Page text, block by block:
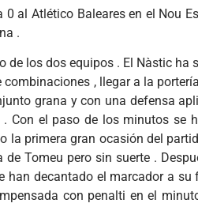
al Atlético Baleares en el Nou
.
de los dos equipos . El Nàstic ha
, llegar a la
grana y con una defensa
Con el paso de los minutos se
la primera gran ocasión del
Tomeu pero sin suerte .
han decantado el marcador a su
con penalti en el